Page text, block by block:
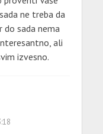
ne treba da
do sada nema
ali
izvesno.